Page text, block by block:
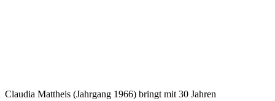
Claudia Mattheis (Jahrgang 1966) bringt mit 30 Jahren